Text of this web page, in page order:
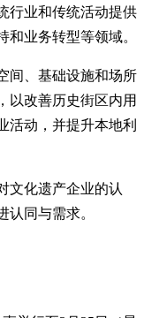
行业和传统活动提供
业务转型等领域。
间、基础设施和场所
以改善历史街区内用
活动，并提升本地利
文化遗产企业的认
同与需求。